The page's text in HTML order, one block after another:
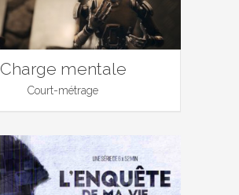
Charge mentale
Court-métrage